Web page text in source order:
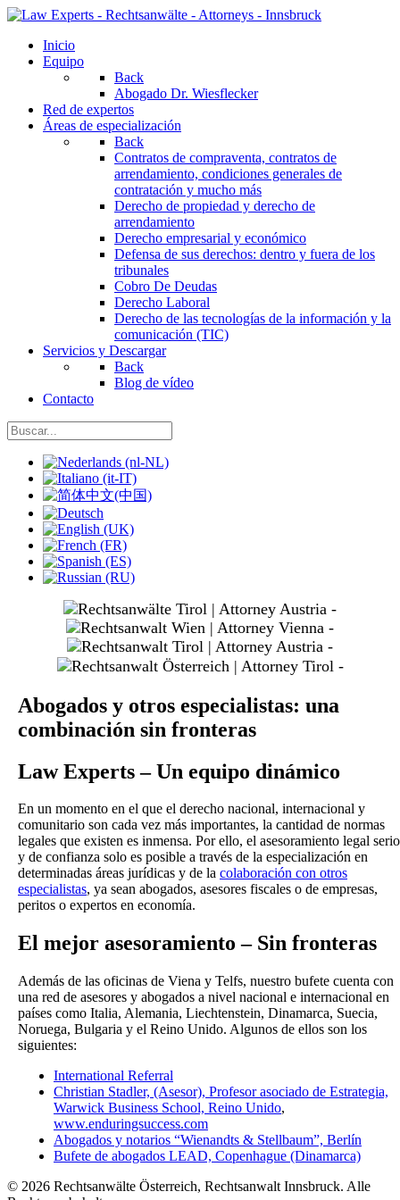
Inicio
Equipo
Back
Abogado Dr. Wiesflecker
Red de expertos
Áreas de especialización
Back
Contratos de compraventa, contratos de
arrendamiento, condiciones generales de
contratación y mucho más
Derecho de propiedad y derecho de
arrendamiento
Derecho empresarial y económico
Defensa de sus derechos: dentro y fuera de los
tribunales
Cobro De Deudas
Derecho Laboral
Derecho de las tecnologías de la información y la
comunicación (TIC)
Servicios y Descargar
Back
Blog de vídeo
Contacto
Seleccione su idioma
Abogados y otros especialistas: una
combinación sin fronteras
Law Experts – Un equipo dinámico
En un momento en el que el derecho nacional, internacional y
comunitario son cada vez más importantes, la cantidad de normas
legales que existen es inmensa. Por ello, el asesoramiento legal serio
y de confianza solo es posible a través de la especialización en
determinadas áreas jurídicas y de la colaboración con otros
especialistas, ya sean abogados, asesores fiscales o de empresas,
peritos o expertos en economía.
El mejor asesoramiento – Sin fronteras
Además de las oficinas de Viena y Telfs, nuestro bufete cuenta con
una red de asesores y abogados a nivel nacional e internacional en
países como Italia, Alemania, Liechtenstein, Dinamarca, Suecia,
Noruega, Bulgaria y el Reino Unido. Algunos de ellos son los
siguientes:
International Referral
Christian Stadler, (Asesor), Profesor asociado de Estrategia,
Warwick Business School, Reino Unido,
www.enduringsuccess.com
Abogados y notarios “Wienandts & Stellbaum”, Berlín
Bufete de abogados LEAD, Copenhague (Dinamarca)
© 2026 Rechtsanwälte Österreich, Rechtsanwalt Innsbruck. Alle